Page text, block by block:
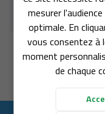
mesurer
optimale. En
vous consentez à
moment
de chaque
ACCUEIL
EN AUTOCAR
& MATÉRIAUX
Entreprise de